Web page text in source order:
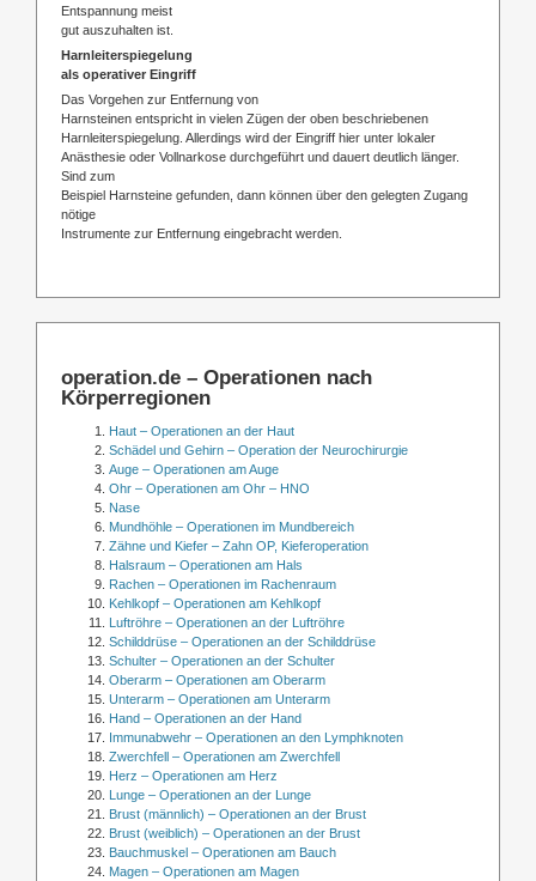
Entspannung meist
gut auszuhalten ist.
Harnleiterspiegelung
als operativer Eingriff
Das Vorgehen zur Entfernung von
Harnsteinen entspricht in vielen Zügen der oben beschriebenen
Harnleiterspiegelung. Allerdings wird der Eingriff hier unter lokaler
Anästhesie oder Vollnarkose durchgeführt und dauert deutlich länger.
Sind zum
Beispiel Harnsteine gefunden, dann können über den gelegten Zugang
nötige
Instrumente zur Entfernung eingebracht werden.
operation.de – Operationen nach
Körperregionen
Haut – Operationen an der Haut
Schädel und Gehirn – Operation der Neurochirurgie
Auge – Operationen am Auge
Ohr – Operationen am Ohr – HNO
Nase
Mundhöhle – Operationen im Mundbereich
Zähne und Kiefer – Zahn OP, Kieferoperation
Halsraum – Operationen am Hals
Rachen – Operationen im Rachenraum
Kehlkopf – Operationen am Kehlkopf
Luftröhre – Operationen an der Luftröhre
Schilddrüse – Operationen an der Schilddrüse
Schulter – Operationen an der Schulter
Oberarm – Operationen am Oberarm
Unterarm – Operationen am Unterarm
Hand – Operationen an der Hand
Immunabwehr – Operationen an den Lymphknoten
Zwerchfell – Operationen am Zwerchfell
Herz – Operationen am Herz
Lunge – Operationen an der Lunge
Brust (männlich) – Operationen an der Brust
Brust (weiblich) – Operationen an der Brust
Bauchmuskel – Operationen am Bauch
Magen – Operationen am Magen